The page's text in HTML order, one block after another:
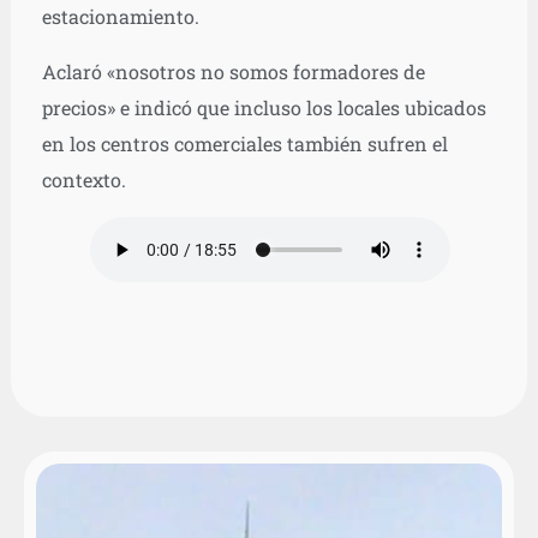
estacionamiento.
Aclaró «nosotros no somos formadores de
precios» e indicó que incluso los locales ubicados
en los centros comerciales también sufren el
contexto.